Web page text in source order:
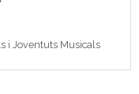
i Joventuts Musicals